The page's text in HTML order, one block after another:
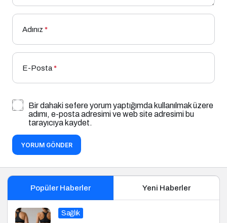
Adınız *
E-Posta*
Bir dahaki sefere yorum yaptığımda kullanılmak üzere
adımı, e-posta adresimi ve web site adresimi bu
tarayıcıya kaydet.
YORUM GÖNDER
Popüler Haberler Yeni Haberler
Sağlık